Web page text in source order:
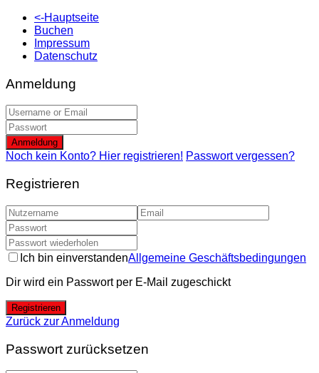
<-Hauptseite
Buchen
Impressum
Datenschutz
Anmeldung
Anmeldung
Noch kein Konto? Hier registrieren! Passwort vergessen?
Registrieren
Ich bin einverstandenAllgemeine Geschäftsbedingungen
Dir wird ein Passwort per E-Mail zugeschickt
Registrieren
Zurück zur Anmeldung
Passwort zurücksetzen